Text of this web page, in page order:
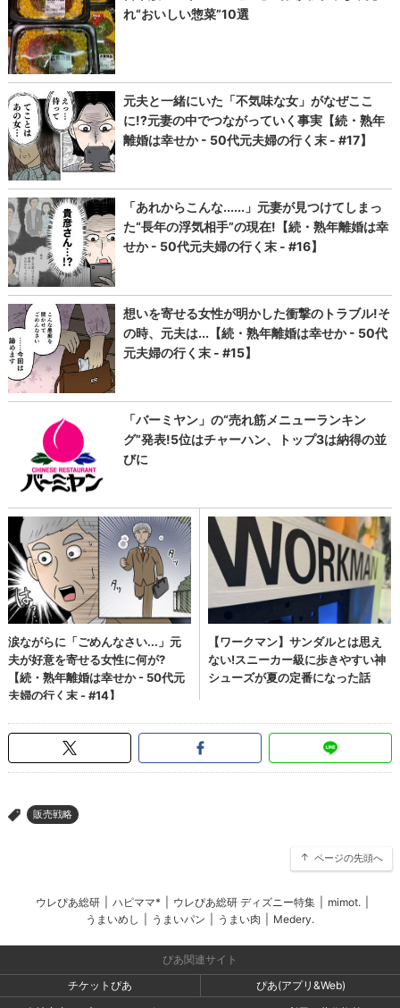
> 販売戦略
ページの先頭へ
ウレぴあ総研 ハピママ* ウレぴあ総研 ディズニー特集 mimot.
うまいめし
うまいパン うまい肉 Medery.
ぴあ関連サイト
チケットぴあ
ぴあ(アプリ&Web)